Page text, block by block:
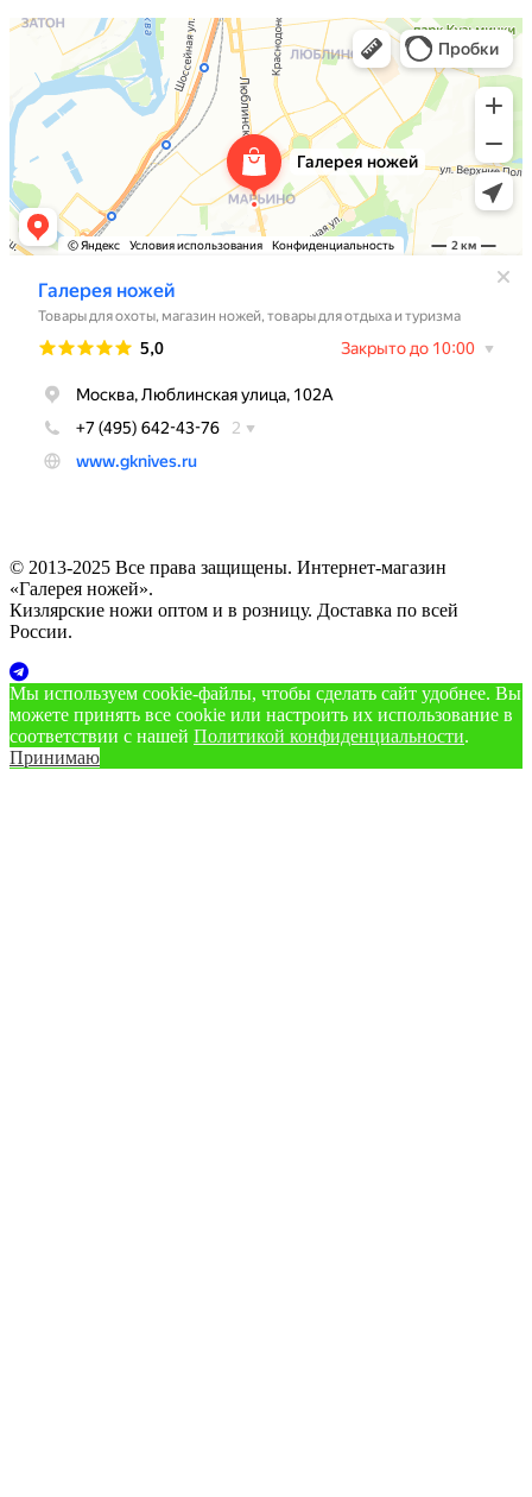
© 2013-2025 Все права защищены. Интернет-магазин
«Галерея ножей».
Кизлярские ножи оптом и в розницу. Доставка по всей
России.
Мы используем cookie‑файлы, чтобы сделать сайт удобнее. Вы
можете принять все cookie или настроить их использование в
соответствии с нашей Политикой конфиденциальности.
Принимаю